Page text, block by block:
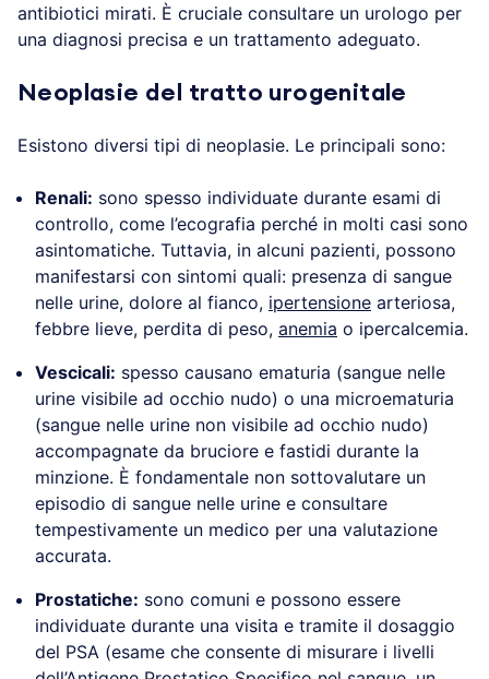
antibiotici mirati. È cruciale consultare un urologo per
una diagnosi precisa e un trattamento adeguato.
Neoplasie del tratto urogenitale
Esistono diversi tipi di neoplasie. Le principali sono:
Renali: sono spesso individuate durante esami di
controllo, come l’ecografia perché in molti casi sono
asintomatiche. Tuttavia, in alcuni pazienti, possono
manifestarsi con sintomi quali: presenza di sangue
nelle urine, dolore al fianco, ipertensione arteriosa,
febbre lieve, perdita di peso, anemia o ipercalcemia.
Vescicali: spesso causano ematuria (sangue nelle
urine visibile ad occhio nudo) o una microematuria
(sangue nelle urine non visibile ad occhio nudo)
accompagnate da bruciore e fastidi durante la
minzione. È fondamentale non sottovalutare un
episodio di sangue nelle urine e consultare
tempestivamente un medico per una valutazione
accurata.
Prostatiche: sono comuni e possono essere
individuate durante una visita e tramite il dosaggio
del PSA (esame che consente di misurare i livelli